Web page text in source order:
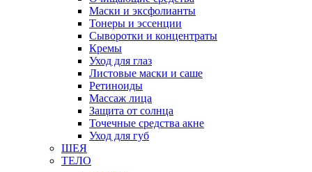
Маски и эксфолианты
Тонеры и эссенции
Сыворотки и концентраты
Кремы
Уход для глаз
Листовые маски и саше
Ретиноиды
Массаж лица
Защита от солнца
Точечные средства акне
Уход для губ
ШЕЯ
ТЕЛО